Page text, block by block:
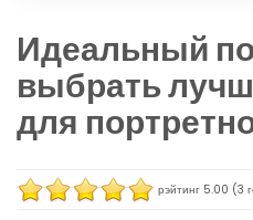
Идеальный
выбрать
для
рэйтинг 5.00 (3